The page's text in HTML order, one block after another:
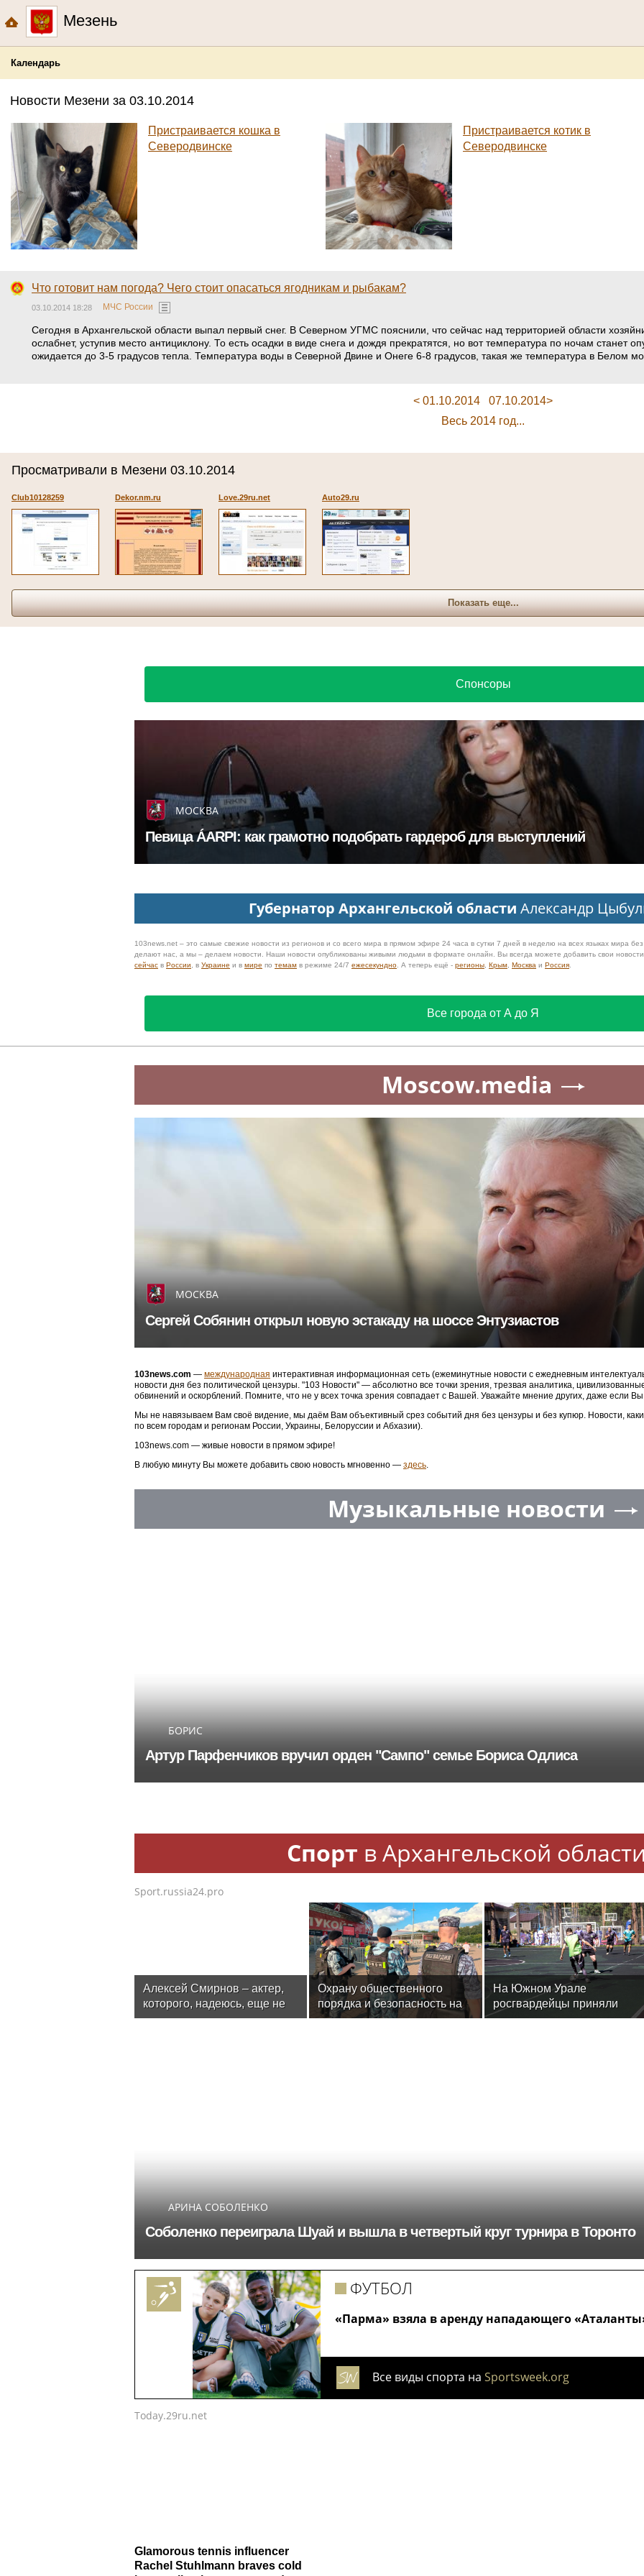
Мезень
Календарь
Новости Мезени за 03.10.2014
Пристраивается кошка в
Северодвинске
Пристраивается котик в
Северодвинске
Что готовит нам погода? Чего стоит опасаться ягодникам и рыбакам?
03.10.2014 18:28 МЧС России
Сегодня в Архангельской области выпал первый снег. В Северном УГМС пояснили, что сейчас над территорией области
ослабнет, уступив место антициклону. То есть осадки в виде снега и дождя прекратятся, но вот температура по ночам
ожидается до 3-5 градусов тепла. Температура воды в Северной Двине и Онеге 6-8 градусов, такая же температура в Белом
< 01.10.2014
07.10.2014>
Весь 2014 год...
Просматривали в Мезени 03.10.2014
Club10128259 Dekor.nm.ru Love.29ru.net Auto29.ru
Показать еще...
Спонсоры
МОСКВА
Певица ÁARPI: как грамотно подобрать гардероб для выступлений
Губернатор Архангельской области Александр
103news.net – это самые свежие новости из регионов и со всего мира в прямом эфире 24 часа в сутки 7 дней в неделю на всех языках мира
делают нас, а мы – делаем новости. Наши новости опубликованы живыми людьми в формате онлайн. Вы всегда можете добавить свои
сейчас в России , в Украине и в мире по темам в режиме 24/7 ежесекундно . А теперь ещё - регионы Крым Москва и Россия
Все города от А до Я
Moscow.media
МОСКВА
Сергей Собянин открыл новую эстакаду на шоссе Энтузиастов
103news.com — международная интерактивная информационная сеть (ежеминутные новости с ежедневным
новости дня без политической цензуры. "103 Новости" — абсолютно все точки зрения, трезвая аналитика,
обвинений и оскорблений. Помните, что не у всех точка зрения совпадает с Вашей. Уважайте мнение других, даже если
Мы не навязываем Вам своё видение, мы даём Вам объективный срез событий дня без цензуры и без купюр. Новости,
по всем городам и регионам России, Украины, Белоруссии и Абхазии).
103news.com — живые новости в прямом эфире!
В любую минуту Вы можете добавить свою новость мгновенно — здесь.
Музыкальные новости
БОРИС
Артур Парфенчиков вручил орден "Сампо" семье Бориса Одлиса
Спорт в Архангельской
Sport.russia24.pro
Алексей Смирнов – актер,
которого, надеюсь, еще не
забыли
Охрану общественного
порядка и безопасность на
футбольном матче в Москве
На Южном Урале
росгвардейцы приняли
участие в спортивных
АРИНА СОБОЛЕНКО
Соболенко переиграла Шуай и вышла в четвертый круг турнира в Торонто
«Парма» взяла в аренду нападающего
ФУТБОЛ
Все виды спорта на Sportsweek.org
Today.29ru.net
Glamorous tennis influencer
Rachel Stuhlmann braves cold